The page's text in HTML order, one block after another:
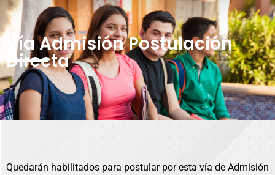
Vía Admisión Postulación
Directa
Quedarán habilitados para postular por esta vía de Admisión